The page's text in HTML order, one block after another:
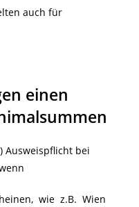
auch für
einen
Ausweispflicht bei
wie z.B. Wien